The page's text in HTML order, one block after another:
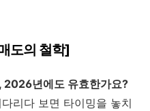
도의 철학]
2026년에도 유효한가요?
리다 보면 타이밍을 놓치